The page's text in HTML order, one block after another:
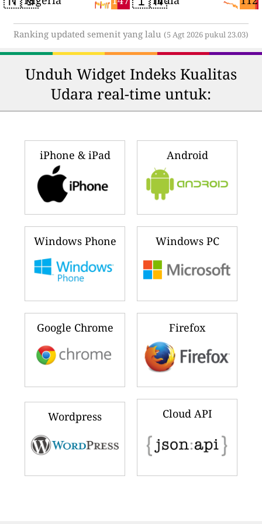
Ranking updated semenit yang lalu (5 Agt 2026 pukul 23.03)
Unduh Widget Indeks Kualitas
Udara real-time untuk:
iPhone & iPad Android
Windows Phone Windows PC
Google Chrome Firefox
Wordpress Cloud API